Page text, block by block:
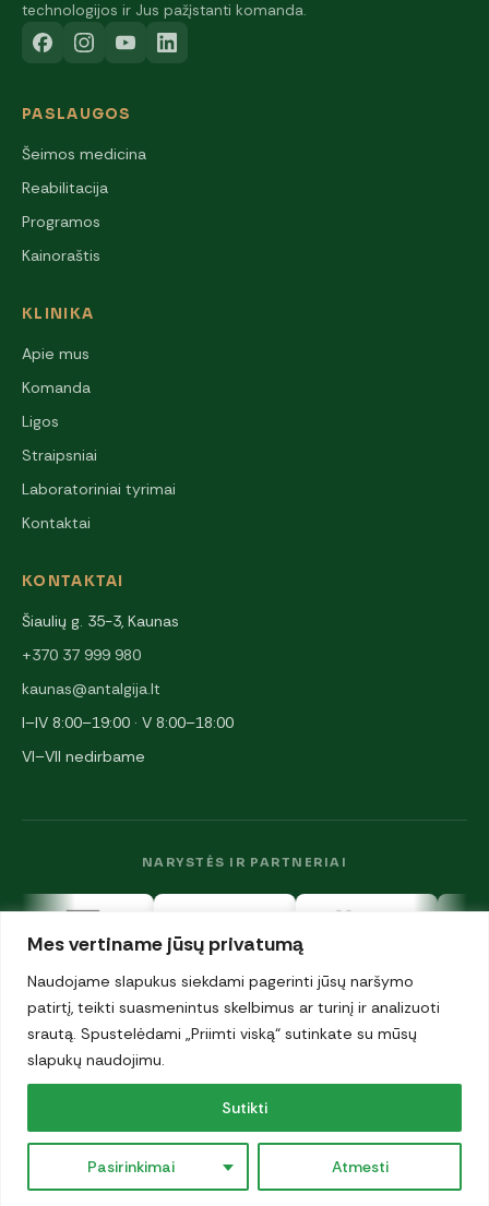
Mes vertiname jūsų privatumą
Naudojame slapukus siekdami pagerinti jūsų naršymo
patirtį, teikti suasmenintus skelbimus ar turinį ir analizuoti
srautą. Spustelėdami „Priimti viską“ sutinkate su mūsų
slapukų naudojimu.
Pasirinkimai Atmesti
Sutikti
technologijos ir Jus pažįstanti komanda.
PASLAUGOS
Šeimos medicina
Reabilitacija
Programos
Kainoraštis
KLINIKA
Apie mus
Komanda
Ligos
Straipsniai
Laboratoriniai tyrimai
Kontaktai
KONTAKTAI
Šiaulių g. 35-3, Kaunas
+370 37 999 980
kaunas@antalgija.lt
I–IV 8:00–19:00 · V 8:00–18:00
VI–VII nedirbame
NARYSTĖS IR PARTNERIAI
© 2026 UAB „Antalgija". Visos teisės saugomos.
Slapukai